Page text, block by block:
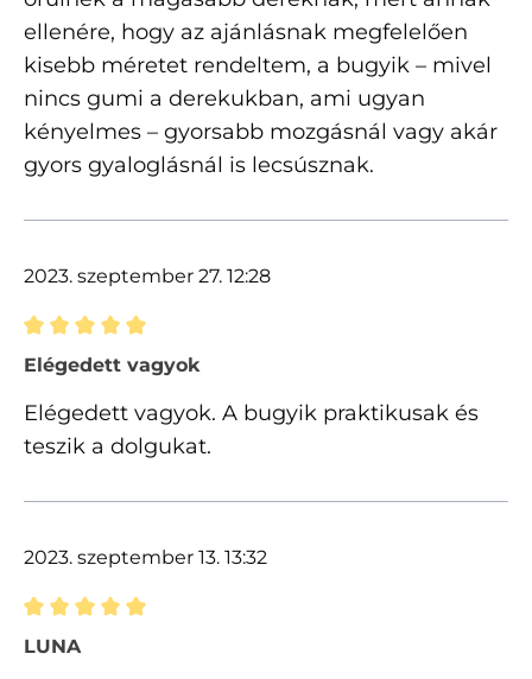
ellenére, hogy az ajánlásnak megfelelően
kisebb méretet rendeltem, a bugyik – mivel
nincs gumi a derekukban, ami ugyan
kényelmes – gyorsabb mozgásnál vagy akár
gyors gyaloglásnál is lecsúsznak.
2023. szeptember 27. 12:28
Értékelés 5 of 5 csillagok besorolásával
Elégedett vagyok
Elégedett vagyok. A bugyik praktikusak és
teszik a dolgukat.
2023. szeptember 13. 13:32
Értékelés 5 of 5 csillagok besorolásával
LUNA